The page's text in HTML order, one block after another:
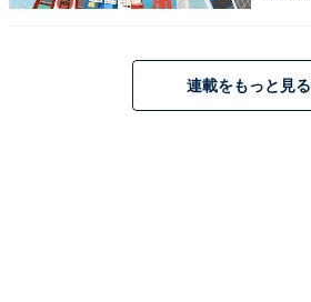
連載をもっと見る